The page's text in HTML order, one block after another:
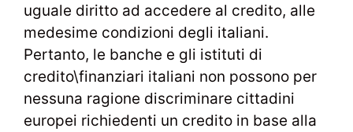
uguale diritto ad accedere al credito, alle
medesime condizioni degli italiani.
Pertanto, le banche e gli istituti di
credito\finanziari italiani non possono per
nessuna ragione discriminare cittadini
europei richiedenti un credito in base alla